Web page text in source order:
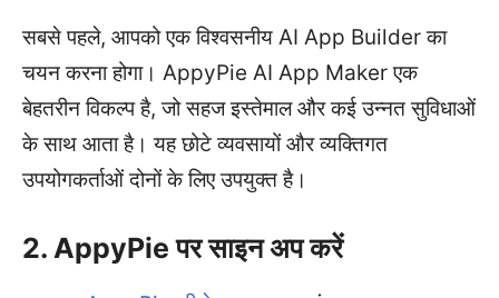
सबसे पहले, आपको एक विश्वसनीय AI App Builder का
चयन करना होगा। AppyPie AI App Maker एक
बेहतरीन विकल्प है, जो सहज इस्तेमाल और कई उन्नत सुविधाओं
के साथ आता है। यह छोटे व्यवसायों और व्यक्तिगत
उपयोगकर्ताओं दोनों के लिए उपयुक्त है।
2. AppyPie पर साइन अप करें